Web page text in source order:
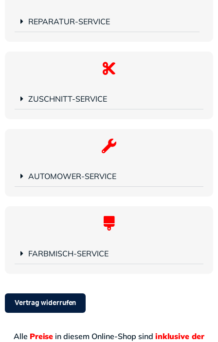
REPARATUR-SERVICE
ZUSCHNITT-SERVICE
AUTOMOWER-SERVICE
FARBMISCH-SERVICE
Vertrag widerrufen
Alle Preise in diesem Online-Shop sind inklusive der